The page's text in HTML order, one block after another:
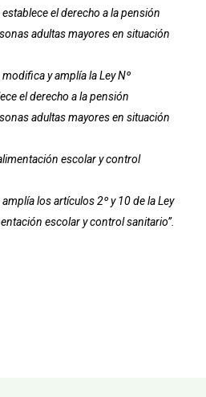
establece el derecho a la pensión
adultas mayores en situación
modifica y amplía la Ley Nº
el derecho a la pensión
adultas mayores en situación
escolar y control
amplía los artículos 2º y 10 de la Ley
escolar y control sanitario”.